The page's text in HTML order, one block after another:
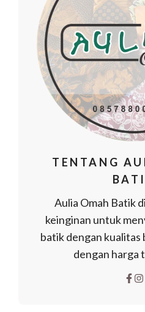
TENTANG
Aulia Omah Batik
keinginan untuk
batik dengan kualitas
dengan harga